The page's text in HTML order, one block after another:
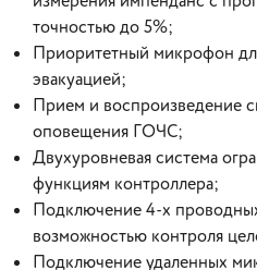
точностью до 5%;
Приоритетный микрофон
эвакуацией;
Прием и воспроизведение
оповещения ГОЧС;
Двухуровневая система
функциям контроллера;
Подключение 4-х
возможностью контроля
Подключение удаленных